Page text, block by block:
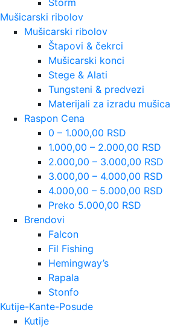
Mušicarski ribolov
Mušicarski ribolov
Štapovi & čekrci
Mušicarski konci
Stege & Alati
Tungsteni & predvezi
Materijali za izradu mušica
Raspon Cena
0 – 1.000,00 RSD
1.000,00 – 2.000,00 RSD
2.000,00 – 3.000,00 RSD
3.000,00 – 4.000,00 RSD
4.000,00 – 5.000,00 RSD
Preko 5.000,00 RSD
Brendovi
Falcon
Fil Fishing
Hemingway’s
Rapala
Stonfo
Kutije-Kante-Posude
Kutije